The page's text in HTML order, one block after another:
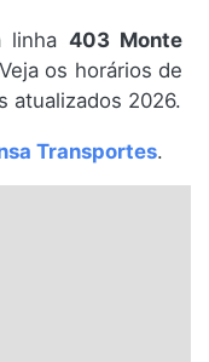
linha 403 Monte
os horários de
atualizados 2026.
Transportes.